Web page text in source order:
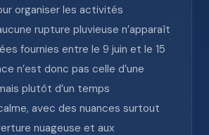
organiser les activités
rupture pluvieuse n’apparaît
fournies entre le 9 juin et le 15
n’est donc pas celle d’une
plutôt d’un temps
avec des nuances surtout
nuageuse et aux